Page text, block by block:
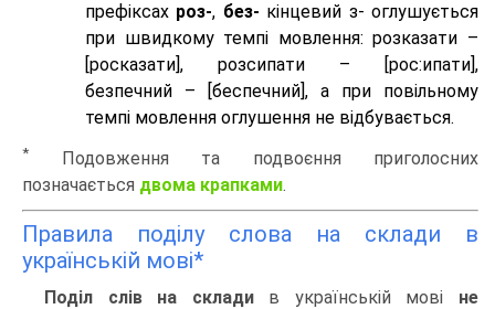
префіксах роз-, без- кінцевий з- оглушується
при швидкому темпі мовлення: розказати –
[росказати], розсипати – [роc:ипати],
безпечний – [беспечний], а при повільному
темпі мовлення оглушення не відбувається.
*
Подовження та подвоєння приголосних
позначається двома крапками.
Правила поділу слова на склади в
українській мові*
Поділ слів на складив українській мові не